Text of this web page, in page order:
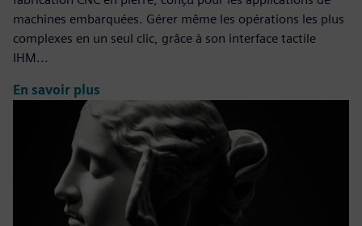
machines embarquées. Gérer même les opérations les plus
complexes en un seul clic, grâce à son interface tactile
IHM...
En savoir plus